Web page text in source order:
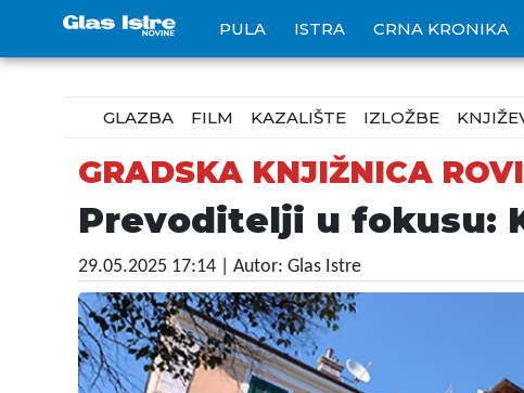
PULA ISTRA CRNA KRONIKA
GLAZBA FILM KAZALIŠTE IZLOŽBE
GRADSKA KNJIŽNICA
Prevoditelji u fokusu:
29.05.2025 17:14 | Autor: Glas Istre